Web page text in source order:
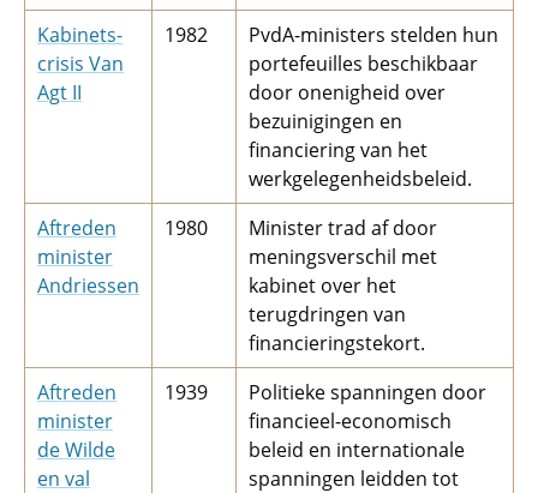
Kabinets­
crisis Van
Agt II
1982
PvdA-ministers stelden hun
portefeuilles beschikbaar
door onenigheid over
bezuinigingen en
financiering van het
werkgelegen­heids­beleid.
Aftreden
minister
Andriessen
1980
Minister trad af door
meningsverschil met
kabinet over het
terugdringen van
financierings­tekort.
Aftreden
minister
de Wilde
en val
1939
Politieke spanningen door
financieel-economisch
beleid en internationale
spanningen leidden tot